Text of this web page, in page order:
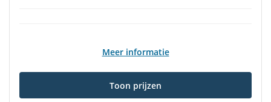
Meer informatie
Toon prijzen